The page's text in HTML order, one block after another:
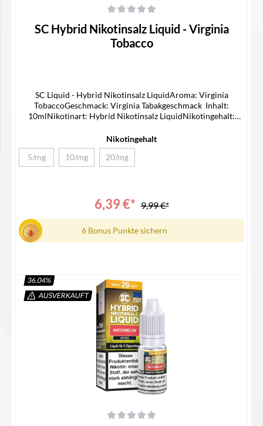
SC Hybrid Nikotinsalz Liquid - Virginia
Tobacco
SC Liquid - Hybrid Nikotinsalz LiquidAroma: Virginia
TobaccoGeschmack: Virginia Tabakgeschmack Inhalt:
10mlNikotinart: Hybrid Nikotinsalz LiquidNikotingehalt:
Bedienungsanleitung
Nikotingehalt
5/mg
(Diese Option ist zurzeit nicht verfügbar.)
10/mg(Diese Option ist zurzeit nicht verfügbar.)
20/mg(Diese Option ist zurzeit nicht verfügbar.)
6,39 €* 9,99 €*
6 Bonus Punkte sichern
Details
36.04%
AUSVERKAUFT